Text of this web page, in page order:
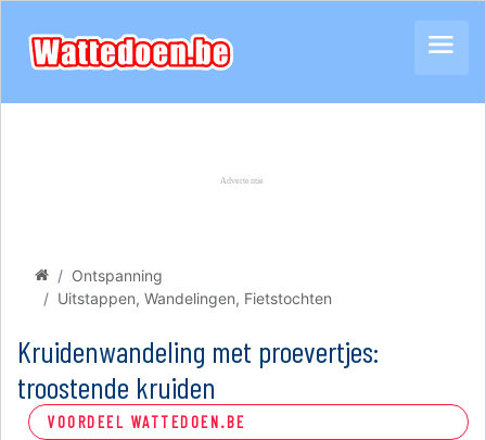
Ontspanning
Uitstappen, Wandelingen, Fietstochten
Kruidenwandeling met proevertjes:
troostende kruiden
VOORDEEL WATTEDOEN.BE